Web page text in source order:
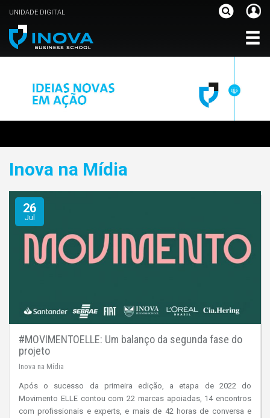
UNIDADE DIGITAL
Inova na Mídia
26
Jul
#MOVIMENTOELLE: Um balanço da segunda fase do
projeto
Inova na Mídia
Após o sucesso da primeira edição, a etapa de 2022 do
Movimento ELLE contou com 22 marcas apoiadas, 14 encontros
com profissionais e experts, e mais de 42 horas de conversa e